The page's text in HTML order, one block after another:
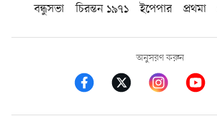
বন্ধুসভা
চিরন্তন ১৯৭১ ইপেপার প্রথমা
অনুসরণ করুন